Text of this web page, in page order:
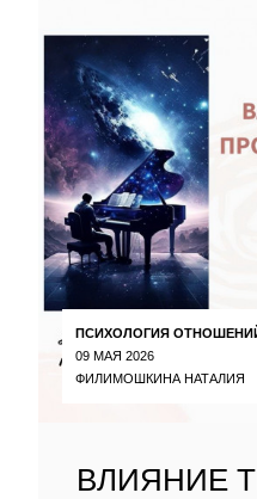
ПСИХОЛОГИЯ
09 МАЯ 2026
ФИЛИМОШКИНА НАТАЛИЯ
ВЛИЯНИЕ